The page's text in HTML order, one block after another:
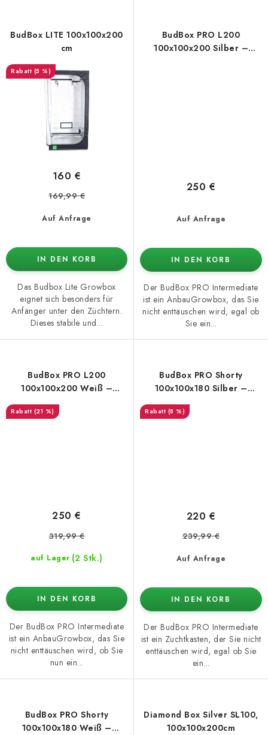
BudBox LITE 100x100x200
cm
(5 %)
Auf Anfrage
160 €
169,99 €
IN DEN KORB
Das Budbox Lite Growbox
eignet sich besonders für
Anfänger unter den Züchtern.
Dieses stabile und...
BudBox PRO L200
100x100x200 Silber –
Auf Anfrage
250 €
IN DEN KORB
Der BudBox PRO Intermediate
ist ein AnbauGrowbox, das Sie
nicht enttäuschen wird, egal ob
Sie ein...
BudBox PRO L200
100x100x200 Weiß –
(21 %)
auf Lager (2 Stk.)
250 €
319,99 €
IN DEN KORB
Der BudBox PRO Intermediate
ist ein AnbauGrowbox, das Sie
nicht enttäuschen wird, ob Sie
nun ein...
BudBox PRO Shorty
100x100x180 Silber –
(8 %)
Auf Anfrage
220 €
239,99 €
IN DEN KORB
Der BudBox PRO Intermediate
ist ein Zuchtkasten, der Sie nicht
enttäuschen wird, egal ob Sie
ein...
BudBox PRO Shorty
100x100x180 Weiß –
Diamond Box Silver SL100,
100x100x200cm